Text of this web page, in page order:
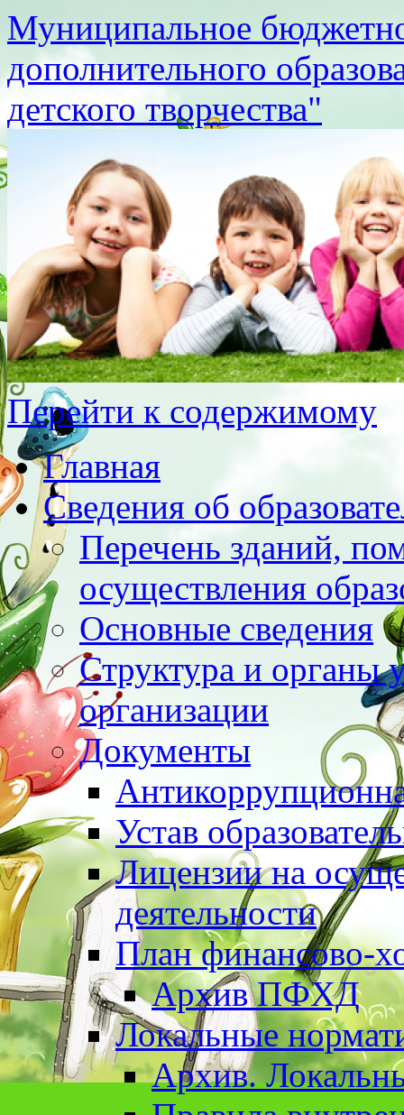
Муниципальное
дополнительного
детского творчества"
Перейти к содержимому
Главная
Сведения об
Перечень зданий,
осуществления
Основные сведения
Структура и органы
организации
Документы
Устав
Лицензии на
деятельности
План финансово-
Архив ПФХД
Локальные
Архив.